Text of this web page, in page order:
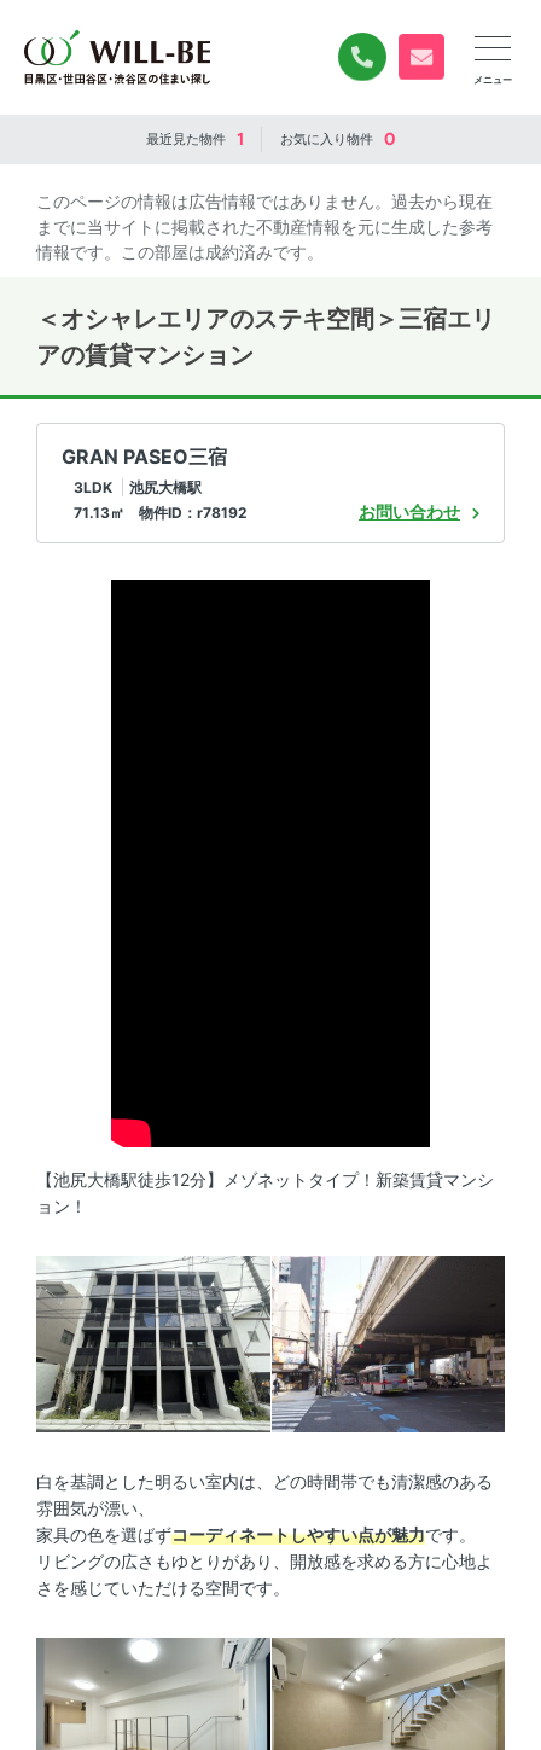
0120-840-834
無料お問い合
最近見た物件 1 お気に入り物件 0
このページの情報は広告情報ではありません。過去から現在
までに当サイトに掲載された不動産情報を元に生成した参考
情報です。この部屋は成約済みです。
＜オシャレエリアのステキ空間＞三宿エリ
アの賃貸マンション
GRAN PASEO三宿
3LDK
池尻大橋駅
71.13㎡ 物件ID：r78192
お問い合わせ
【池尻大橋駅徒歩12分】メゾネットタイプ！新築賃貸マンシ
ョン！
白を基調とした明るい室内は、どの時間帯でも清潔感のある
雰囲気が漂い、
家具の色を選ばずコーディネートしやすい点が魅力です。
リビングの広さもゆとりがあり、開放感を求める方に心地よ
さを感じていただける空間です。